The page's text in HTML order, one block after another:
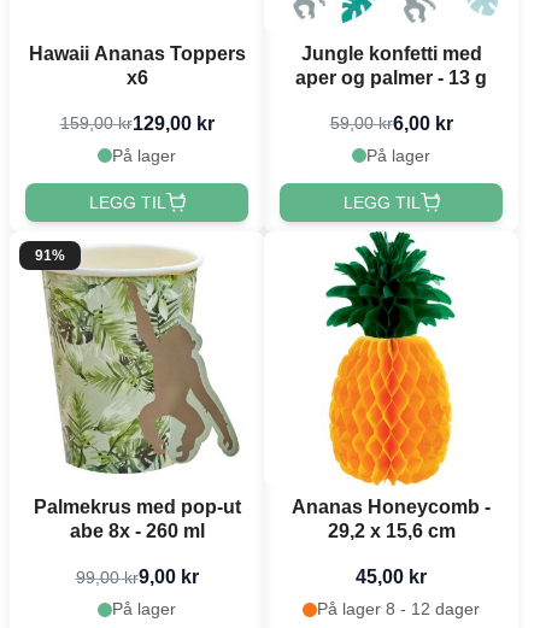
Hawaii Ananas Toppers
x6
159,00 kr129,00 kr
På lager
LEGG TIL
Jungle konfetti med
aper og palmer - 13 g
59,00 kr6,00 kr
På lager
LEGG TIL
91%
Palmekrus med pop-ut
abe 8x - 260 ml
99,00 kr9,00 kr
På lager
Ananas Honeycomb -
29,2 x 15,6 cm
45,00 kr
På lager 8 - 12 dager